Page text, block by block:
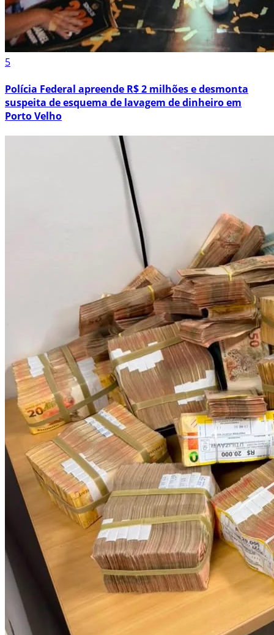
5
Polícia Federal apreende R$ 2 milhões e desmonta
suspeita de esquema de lavagem de dinheiro em
Porto Velho